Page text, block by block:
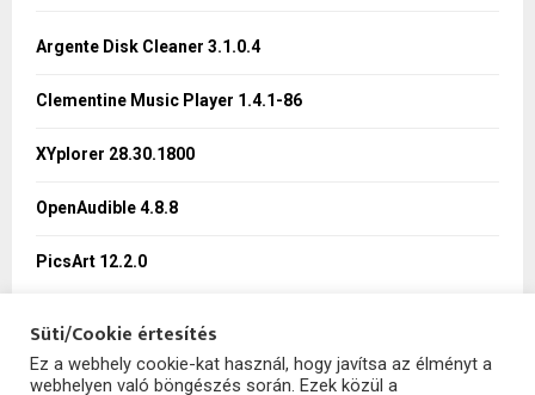
o
:
Argente Disk Cleaner 3.1.0.4
Clementine Music Player 1.4.1-86
XYplorer 28.30.1800
OpenAudible 4.8.8
PicsArt 12.2.0
Süti/Cookie értesítés
Ez a webhely cookie-kat használ, hogy javítsa az élményt a
webhelyen való böngészés során. Ezek közül a